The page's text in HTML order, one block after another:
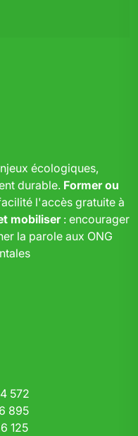
écologiques,
durable. Former ou
l'accès gratuite à
mobiliser: encourager
la parole aux ONG
572
895
125